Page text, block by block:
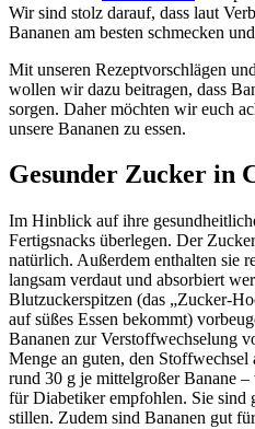
Wir sind stolz darauf, dass laut
Bananen am besten schmecken
Mit unseren Rezeptvorschlägen
wollen wir dazu beitragen, dass
sorgen. Daher möchten wir euch
unsere Bananen zu essen.
Gesunder Zucker in
Im Hinblick auf ihre
Fertigsnacks überlegen. Der
natürlich. Außerdem enthalten sie
langsam verdaut und absorbiert
Blutzuckerspitzen (das „Zucker-
auf süßes Essen bekommt)
Bananen zur Verstoffwechselung
Menge an guten, den
rund 30 g je mittelgroßer Banane
für Diabetiker empfohlen. Sie sind
stillen. Zudem sind Bananen gut